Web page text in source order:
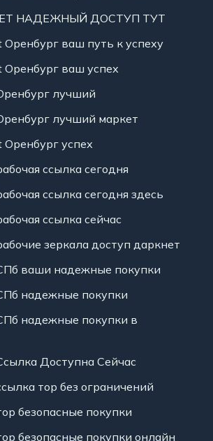
НАДЕЖНЫЙ ДОСТУП ТУТ
Оренбург ваш путь к успеху
Оренбург ваш успех
лучший
лучший маркет
Оренбург успех
ссылка сегодня
ссылка сегодня здесь
ссылка сейчас
зеркала доступ даркнет
ваши надежные покупки
надежные покупки
надежные покупки в
Доступна Сейчас
тор без ограничений
безопасные покупки
безопасные покупки онлайн